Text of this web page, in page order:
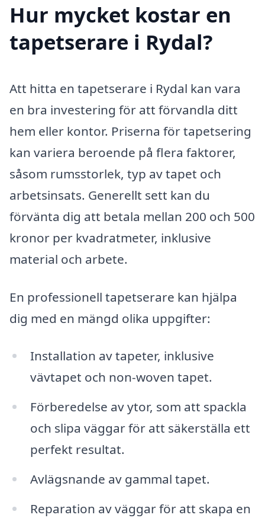
Hur mycket kostar en
tapetserare i Rydal?
Att hitta en tapetserare i Rydal kan vara
en bra investering för att förvandla ditt
hem eller kontor. Priserna för tapetsering
kan variera beroende på flera faktorer,
såsom rumsstorlek, typ av tapet och
arbetsinsats. Generellt sett kan du
förvänta dig att betala mellan 200 och 500
kronor per kvadratmeter, inklusive
material och arbete.
En professionell tapetserare kan hjälpa
dig med en mängd olika uppgifter:
Installation av tapeter, inklusive
vävtapet och non-woven tapet.
Förberedelse av ytor, som att spackla
och slipa väggar för att säkerställa ett
perfekt resultat.
Avlägsnande av gammal tapet.
Reparation av väggar för att skapa en